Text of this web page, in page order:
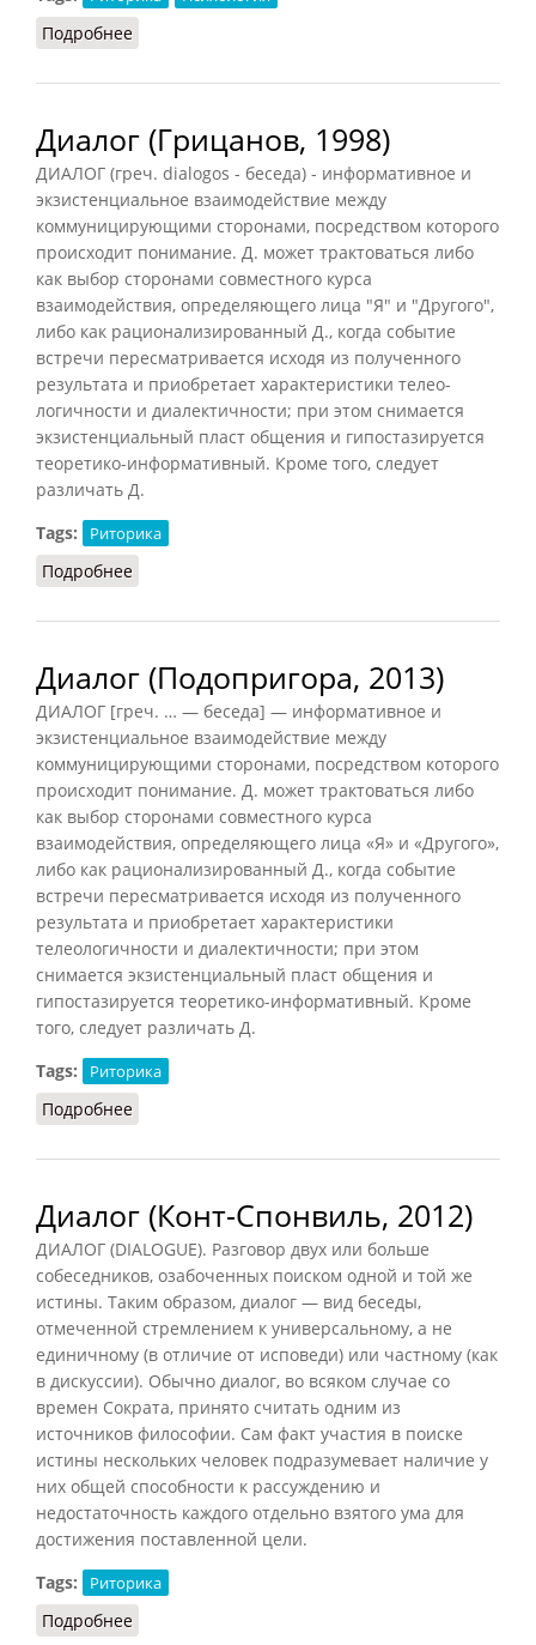
Подробнее
Диалог (Грицанов, 1998)
ДИАЛОГ (греч. dialogos - беседа) - информативное и
экзистенциальное взаимодействие между
коммуницирующими сторонами, посредством которого
происходит понимание. Д. может трактоваться либо
как выбор сторонами совместного курса
взаимодействия, определяющего лица "Я" и "Другого",
либо как рационализированный Д., когда событие
встречи пересматривается исходя из полученного
результата и приобретает характеристики телео-
логичности и диалектичности; при этом снимается
экзистенциальный пласт общения и гипостазируется
теоретико-информативный. Кроме того, следует
различать Д.
Tags:
Риторика
Подробнее
Диалог (Подопригора, 2013)
ДИАЛОГ [греч. … — беседа] — информативное и
экзистенциальное взаимодействие между
коммуницирующими сторонами, посредством которого
происходит понимание. Д. может трактоваться либо
как выбор сторонами совместного курса
взаимодействия, определяющего лица «Я» и «Другого»,
либо как рационализированный Д., когда событие
встречи пересматривается исходя из полученного
результата и приобретает характеристики
телеологичности и диалектичности; при этом
снимается экзистенциальный пласт общения и
гипостазируется теоретико-информативный. Кроме
того, следует различать Д.
Tags:
Риторика
Подробнее
Диалог (Конт-Спонвиль, 2012)
ДИАЛОГ (DIALOGUE). Разговор двух или больше
собеседников, озабоченных поиском одной и той же
истины. Таким образом, диалог — вид беседы,
отмеченной стремлением к универсальному, а не
единичному (в отличие от исповеди) или частному (как
в дискуссии). Обычно диалог, во всяком случае со
времен Сократа, принято считать одним из
источников философии. Сам факт участия в поиске
истины нескольких человек подразумевает наличие у
них общей способности к рассуждению и
недостаточность каждого отдельно взятого ума для
достижения поставленной цели.
Tags:
Риторика
Подробнее